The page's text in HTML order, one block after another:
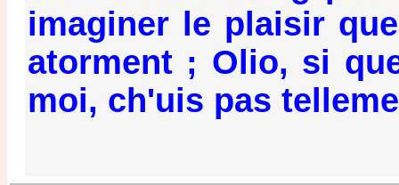
imaginer le plaisir
atorment ; Olio, si
moi, ch'uis pas